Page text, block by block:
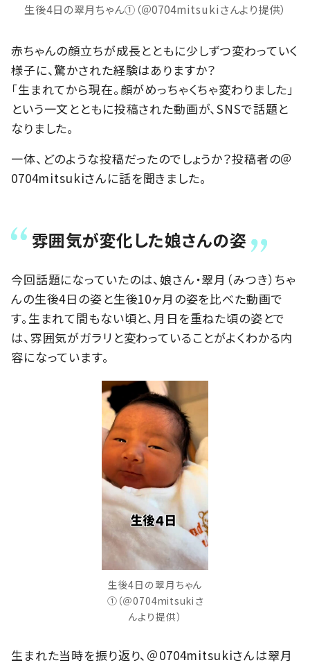
生後4日の翠月ちゃん①（＠0704mitsukiさんより提供）
赤ちゃんの顔立ちが成長とともに少しずつ変わっていく
様子に、驚かされた経験はありますか？
「生まれてから現在。顔がめっちゃくちゃ変わりました」
という一文とともに投稿された動画が、SNSで話題と
なりました。
一体、どのような投稿だったのでしょうか？投稿者の＠
0704mitsukiさんに話を聞きました。
雰囲気が変化した娘さんの姿
今回話題になっていたのは、娘さん・翠月（みつき）ちゃ
んの生後4日の姿と生後10ヶ月の姿を比べた動画で
す。生まれて間もない頃と、月日を重ねた頃の姿とで
は、雰囲気がガラリと変わっていることがよくわかる内
容になっています。
生後4日の翠月ちゃん
①（＠0704mitsukiさ
んより提供）
生まれた当時を振り返り、＠0704mitsukiさんは翠月